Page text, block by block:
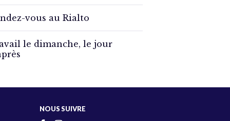
vous au Rialto
le dimanche, le jour
NOUS SUIVRE